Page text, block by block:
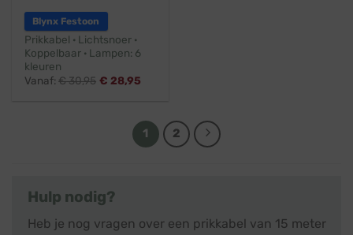
Blynx Festoon
Prikkabel · Lichtsnoer ·
Koppelbaar · Lampen: 6
kleuren
Vanaf:€30,95 € 28,95
1 2
Hulp nodig?
Heb je nog vragen over een prikkabel van 15 meter